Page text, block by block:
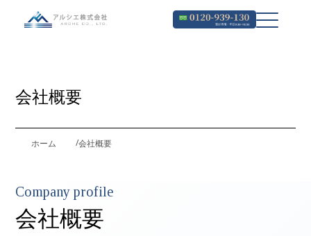
会社概要
ホーム 会社概要
Company profile
会社概要